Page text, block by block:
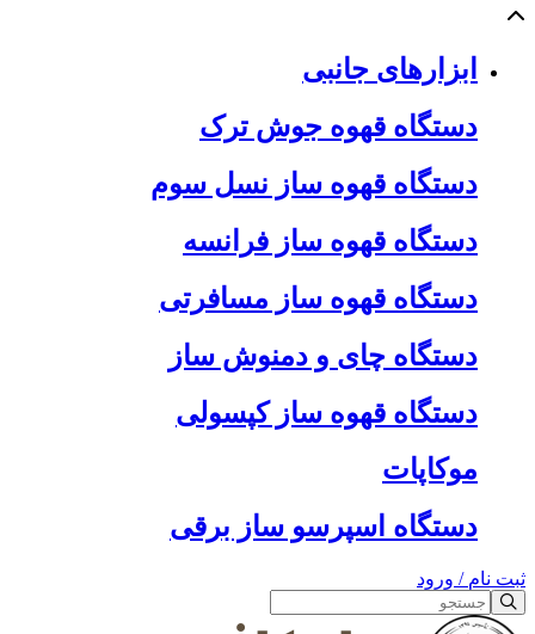
ابزارهای جانبی
دستگاه قهوه جوش ترک
دستگاه قهوه ساز نسل سوم
دستگاه قهوه ساز فرانسه
دستگاه قهوه ساز مسافرتی
دستگاه چای و دمنوش ساز
دستگاه قهوه ساز کپسولی
موکاپات
دستگاه اسپرسو ساز برقی
ثبت نام / ورود